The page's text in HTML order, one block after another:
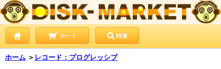
カート 検索
ホーム ＞ レコード：プログレッシブ